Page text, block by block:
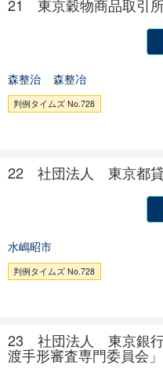
21 東京穀物商品取引
森整治 森整冶
判例タイムズ No.728
22 社団法人 東京都貸
水嶋昭市
判例タイムズ No.728
23 社団法人 東京銀
渡手形審査専門委員会」